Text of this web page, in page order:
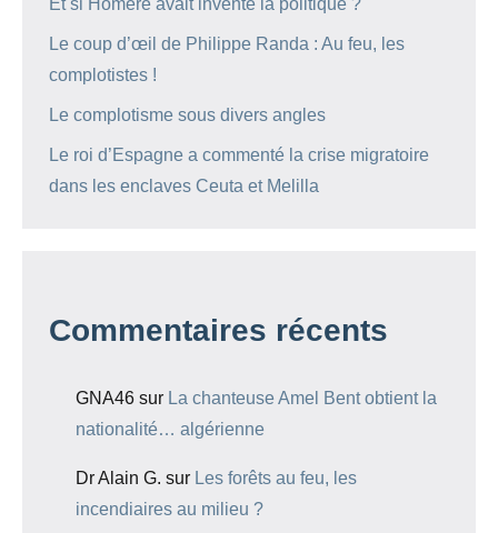
Le coup d’œil de Philippe Randa : Au feu, les
complotistes !
Le complotisme sous divers angles
Le roi d’Espagne a commenté la crise migratoire
dans les enclaves Ceuta et Melilla
Commentaires récents
GNA46 sur La chanteuse Amel Bent obtient la
nationalité… algérienne
Dr Alain G. sur Les forêts au feu, les
incendiaires au milieu ?